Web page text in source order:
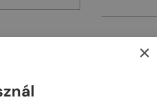
×